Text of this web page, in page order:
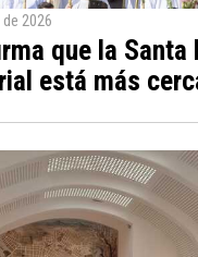
2026
que la Santa
está más